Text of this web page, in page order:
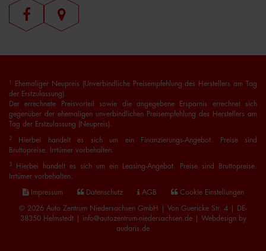
1
Ehemaliger Neupreis (Unverbindliche Preisempfehlung des Herstellers am Tag
der Erstzulassung).
Der errechnete Preisvorteil sowie die angegebene Ersparnis errechnet sich
gegenüber der ehemaligen unverbindlichen Preisempfehlung des Herstellers am
Tag der Erstzulassung (Neupreis).
2
Hierbei handelt es sich um ein Finanzierungs-Angebot. Preise sind
Bruttopreise. Irrtümer vorbehalten.
3
Hierbei handelt es sich um ein Leasing-Angebot. Preise sind Bruttopreise.
Irrtümer vorbehalten.
Impressum Datenschutz AGB Cookie Einstellungen
© 2026 Auto Zentrum Niedersachsen GmbH | Von Guericke Str. 4 | DE-
38350 Helmstedt | info@autozentrum-niedersachsen.de | Webdesign by
audaris.de